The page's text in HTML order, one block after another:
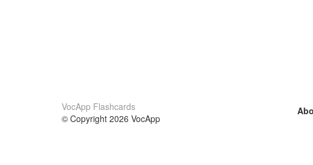
VocApp Flashcards
© Copyright 2026 VocApp